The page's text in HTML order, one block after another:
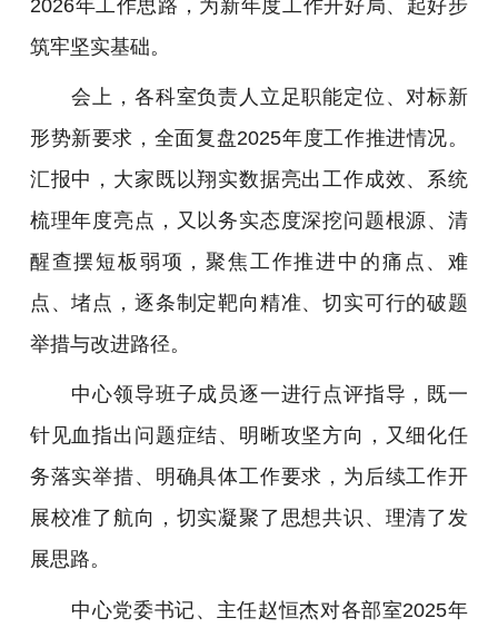
2026年工作思路，为新年度工作开好局、起好步
筑牢坚实基础。
会上，各科室负责人立足职能定位、对标新
形势新要求，全面复盘2025年度工作推进情况。
汇报中，大家既以翔实数据亮出工作成效、系统
梳理年度亮点，又以务实态度深挖问题根源、清
醒查摆短板弱项，聚焦工作推进中的痛点、难
点、堵点，逐条制定靶向精准、切实可行的破题
举措与改进路径。
中心领导班子成员逐一进行点评指导，既一
针见血指出问题症结、明晰攻坚方向，又细化任
务落实举措、明确具体工作要求，为后续工作开
展校准了航向，切实凝聚了思想共识、理清了发
展思路。
中心党委书记、主任赵恒杰对各部室2025年